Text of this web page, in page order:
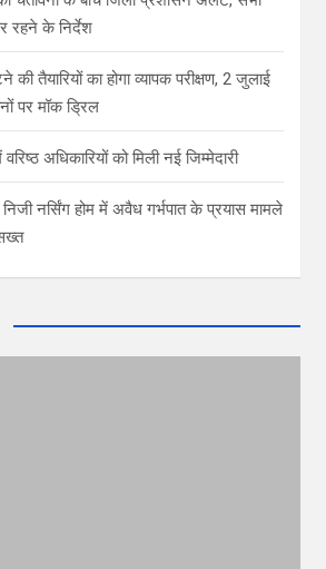
रहने के निर्देश
तैयारियों का होगा व्यापक परीक्षण, 2 जुलाई
पर मॉक ड्रिल
वरिष्ठ अधिकारियों को मिली नई जिम्मेदारी
नर्सिंग होम में अवैध गर्भपात के प्रयास मामले